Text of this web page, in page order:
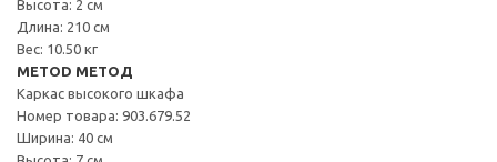
Высота: 2 см
Длина: 210 см
Вес: 10.50 кг
METOD МЕТОД
Каркас высокого шкафа
Номер товара: 903.679.52
Ширина: 40 см